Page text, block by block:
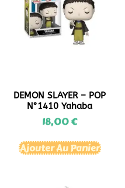
DEMON SLAYER – POP
N°1410 Yahaba
18,00€
Ajouter Au Panier